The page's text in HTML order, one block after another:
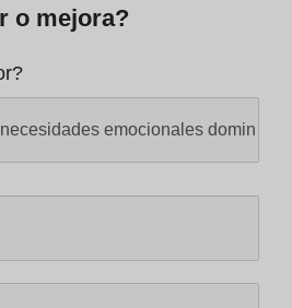
o mejora?